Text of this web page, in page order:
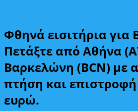
Φθηνά εισιτήρια
Πετάξτε από Αθήνα
Βαρκελώνη (BCN) με
πτήση και
ευρώ.